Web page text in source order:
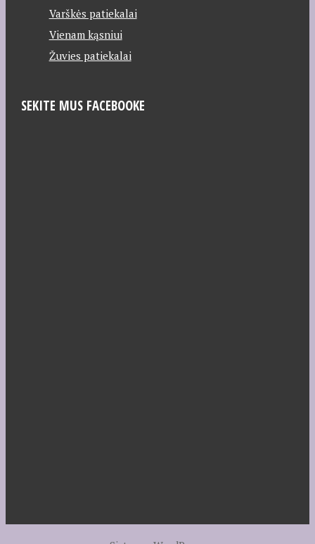
Varškės patiekalai
Vienam kąsniui
Žuvies patiekalai
SEKITE MUS FACEBOOKE